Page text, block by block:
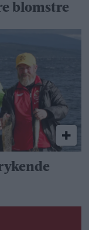
blomstre